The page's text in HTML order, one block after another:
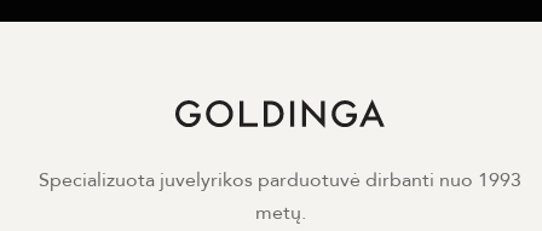
Specializuota juvelyrikos parduotuvė dirbanti nuo 1993
metų.